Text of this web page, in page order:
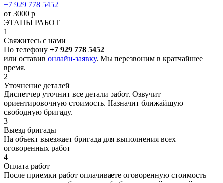
+7 929 778 5452
от 3000 р
ЭТАПЫ РАБОТ
1
Свяжитесь с нами
По телефону +7 929 778 5452
или оставив онлайн-заявку. Мы перезвоним в кратчайшее
время.
2
Уточнение деталей
Диспетчер уточнит все детали работ. Озвучит
ориентировочную стоимость. Назначит ближайшую
свободную бригаду.
3
Выезд бригады
На объект выезжает бригада для выполнения всех
оговоренных работ
4
Оплата работ
После приемки работ оплачиваете оговоренную стоимость